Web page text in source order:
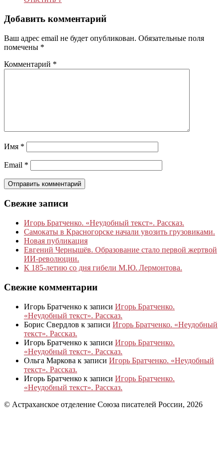
Добавить комментарий
Ваш адрес email не будет опубликован. Обязательные поля
помечены *
Комментарий *
Имя *
Email *
Свежие записи
Игорь Братченко. «Неудобный текст». Рассказ.
Самокаты в Красногорске начали увозить грузовиками.
Новая публикация
Евгений Чернышёв. Образование стало первой жертвой
ИИ-революции.
К 185‑летию со дня гибели М.Ю. Лермонтова.
Свежие комментарии
Игорь Братченко к записи Игорь Братченко.
«Неудобный текст». Рассказ.
Борис Свердлов к записи Игорь Братченко. «Неудобный
текст». Рассказ.
Игорь Братченко к записи Игорь Братченко.
«Неудобный текст». Рассказ.
Ольга Маркова к записи Игорь Братченко. «Неудобный
текст». Рассказ.
Игорь Братченко к записи Игорь Братченко.
«Неудобный текст». Рассказ.
© Астраханское отделение Союза писателей России, 2026